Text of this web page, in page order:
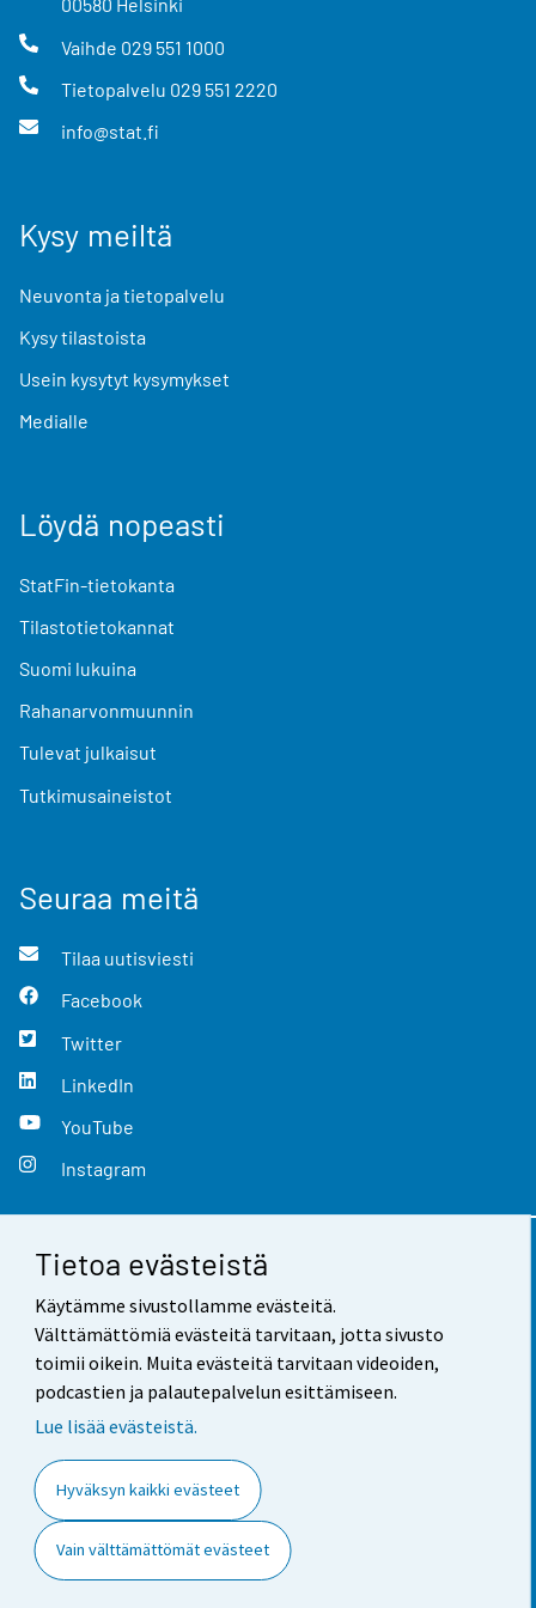
Tietoa evästeistä
Käytämme sivustollamme evästeitä.
Välttämättömiä evästeitä tarvitaan, jotta sivusto
toimii oikein. Muita evästeitä tarvitaan videoiden,
podcastien ja palautepalvelun esittämiseen.
Lue lisää evästeistä.
Hyväksyn kaikki evästeet
Vain välttämättömät evästeet
00580 Helsinki
Vaihde 029 551 1000
Tietopalvelu 029 551 2220
info@stat.fi
Kysy meiltä
Neuvonta ja tietopalvelu
Kysy tilastoista
Usein kysytyt kysymykset
Medialle
Löydä nopeasti
StatFin-tietokanta
Tilastotietokannat
Suomi lukuina
Rahanarvonmuunnin
Tulevat julkaisut
Tutkimusaineistot
Seuraa meitä
Tilaa uutisviesti
Facebook
Twitter
LinkedIn
YouTube
Instagram
Yhteystiedot
Palaute
Käyttöehdot
Saavutettavuus
Tietoa sivustosta
Evästeasetukset